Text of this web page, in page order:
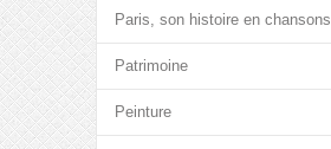
Paris, son histoire en chansons
Patrimoine
Peinture